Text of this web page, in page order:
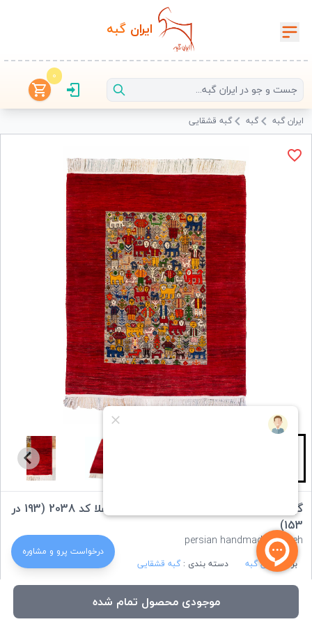
ایران‌گبه
0
ایران گبه گبه گبه قشقایی
گبه دستباف قشقایی تصویری سه متری اعلا کد 2038 (193 در
153)
persian handmade gabbeh
برند :ایران گبه دسته بندی : گبه قشقایی
درخواست‌ پرو و مشاوره
موجودی محصول تمام شده